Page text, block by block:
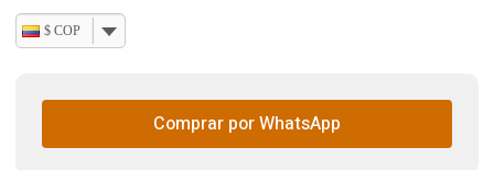
$ COP
Comprar por WhatsApp